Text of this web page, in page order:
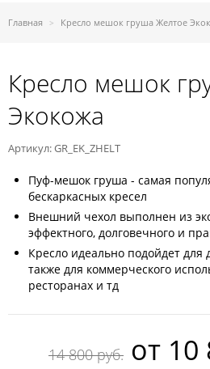
Главная Кресло мешок груша Желтое
Кресло мешок
Экокожа
Артикул: GR_EK_ZHELT
Пуф-мешок груша - самая
бескаркасных кресел
Внешний чехол выполнен из
эффектного, долговечного и
Кресло идеально подойдет
также для коммерческого
ресторанах и тд
14 800 руб. oт 10